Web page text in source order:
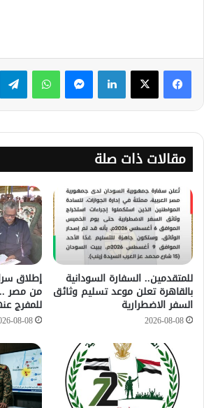
لينكدإن ماسنجر واتساب
مقالات ذات صلة
للمتقدمين.. السفارة السودانية
بالقاهرة تعلن موعد تسليم وثائق
السفر الاضطرارية
2026-08-08
من مصر ..
للمفرج
08-08